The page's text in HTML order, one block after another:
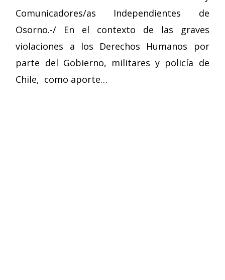
Comunicadores/as Independientes de
Osorno.-/ En el contexto de las graves
violaciones a los Derechos Humanos por
parte del Gobierno, militares y policía de
Chile, como aporte…